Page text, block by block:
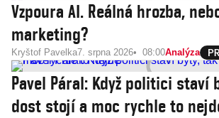
Vzpoura AI. Reálná hrozba,
marketing?
Kryštof Pavelka7. srpna 2026 08:00Analýza
Pavel Páral: Když politici staví
dost stojí a moc rychle to